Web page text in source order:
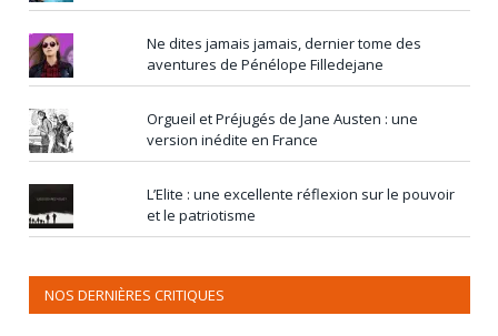
Ne dites jamais jamais, dernier tome des
aventures de Pénélope Filledejane
Orgueil et Préjugés de Jane Austen : une
version inédite en France
L’Elite : une excellente réflexion sur le pouvoir
et le patriotisme
NOS DERNIÈRES CRITIQUES